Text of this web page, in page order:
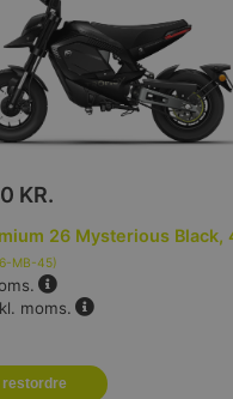
KR.
26 Mysterious Black,
MB-45)
moms.